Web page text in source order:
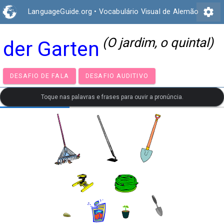
LanguageGuide.org • Vocabulário Visual de Alemão settings
der Garten (O jardim, o quintal)
DESAFIO DE FALA DESAFIO AUDITIVO
Toque nas palavras e frases para ouvir a pronúncia.